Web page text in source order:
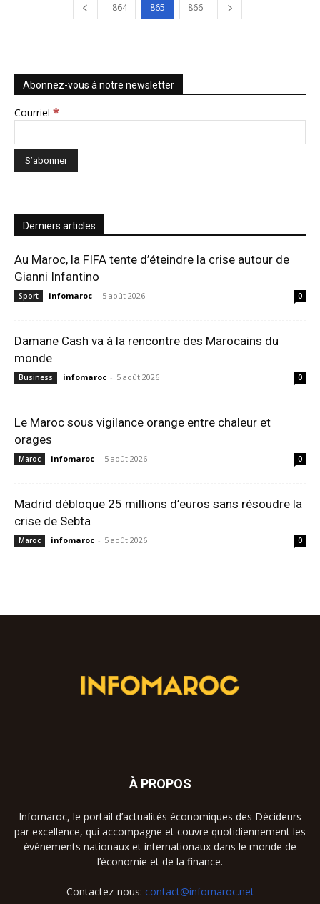
864 865 866
Abonnez-vous à notre newsletter
Courriel *
Derniers articles
Au Maroc, la FIFA tente d’éteindre la crise autour de
Gianni Infantino
Sport infomaroc - 5 août 2026 0
Damane Cash va à la rencontre des Marocains du
monde
Business infomaroc - 5 août 2026 0
Le Maroc sous vigilance orange entre chaleur et
orages
Maroc infomaroc - 5 août 2026 0
Madrid débloque 25 millions d’euros sans résoudre la
crise de Sebta
Maroc infomaroc - 5 août 2026 0
À PROPOS
Infomaroc, le portail d’actualités économiques des Décideurs
par excellence, qui accompagne et couvre quotidiennement les
événements nationaux et internationaux dans le monde de
l’économie et de la finance.
Contactez-nous: contact@infomaroc.net